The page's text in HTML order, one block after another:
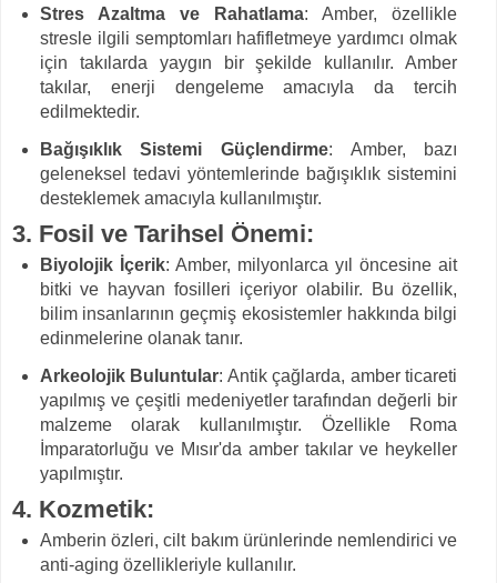
Stres Azaltma ve Rahatlama: Amber, özellikle
stresle ilgili semptomları hafifletmeye yardımcı olmak
için takılarda yaygın bir şekilde kullanılır. Amber
takılar, enerji dengeleme amacıyla da tercih
edilmektedir.
Bağışıklık Sistemi Güçlendirme: Amber, bazı
geleneksel tedavi yöntemlerinde bağışıklık sistemini
desteklemek amacıyla kullanılmıştır.
3. Fosil ve Tarihsel Önemi:
Biyolojik İçerik: Amber, milyonlarca yıl öncesine ait
bitki ve hayvan fosilleri içeriyor olabilir. Bu özellik,
bilim insanlarının geçmiş ekosistemler hakkında bilgi
edinmelerine olanak tanır.
Arkeolojik Buluntular: Antik çağlarda, amber ticareti
yapılmış ve çeşitli medeniyetler tarafından değerli bir
malzeme olarak kullanılmıştır. Özellikle Roma
İmparatorluğu ve Mısır'da amber takılar ve heykeller
yapılmıştır.
4. Kozmetik:
Amberin özleri, cilt bakım ürünlerinde nemlendirici ve
anti-aging özellikleriyle kullanılır.